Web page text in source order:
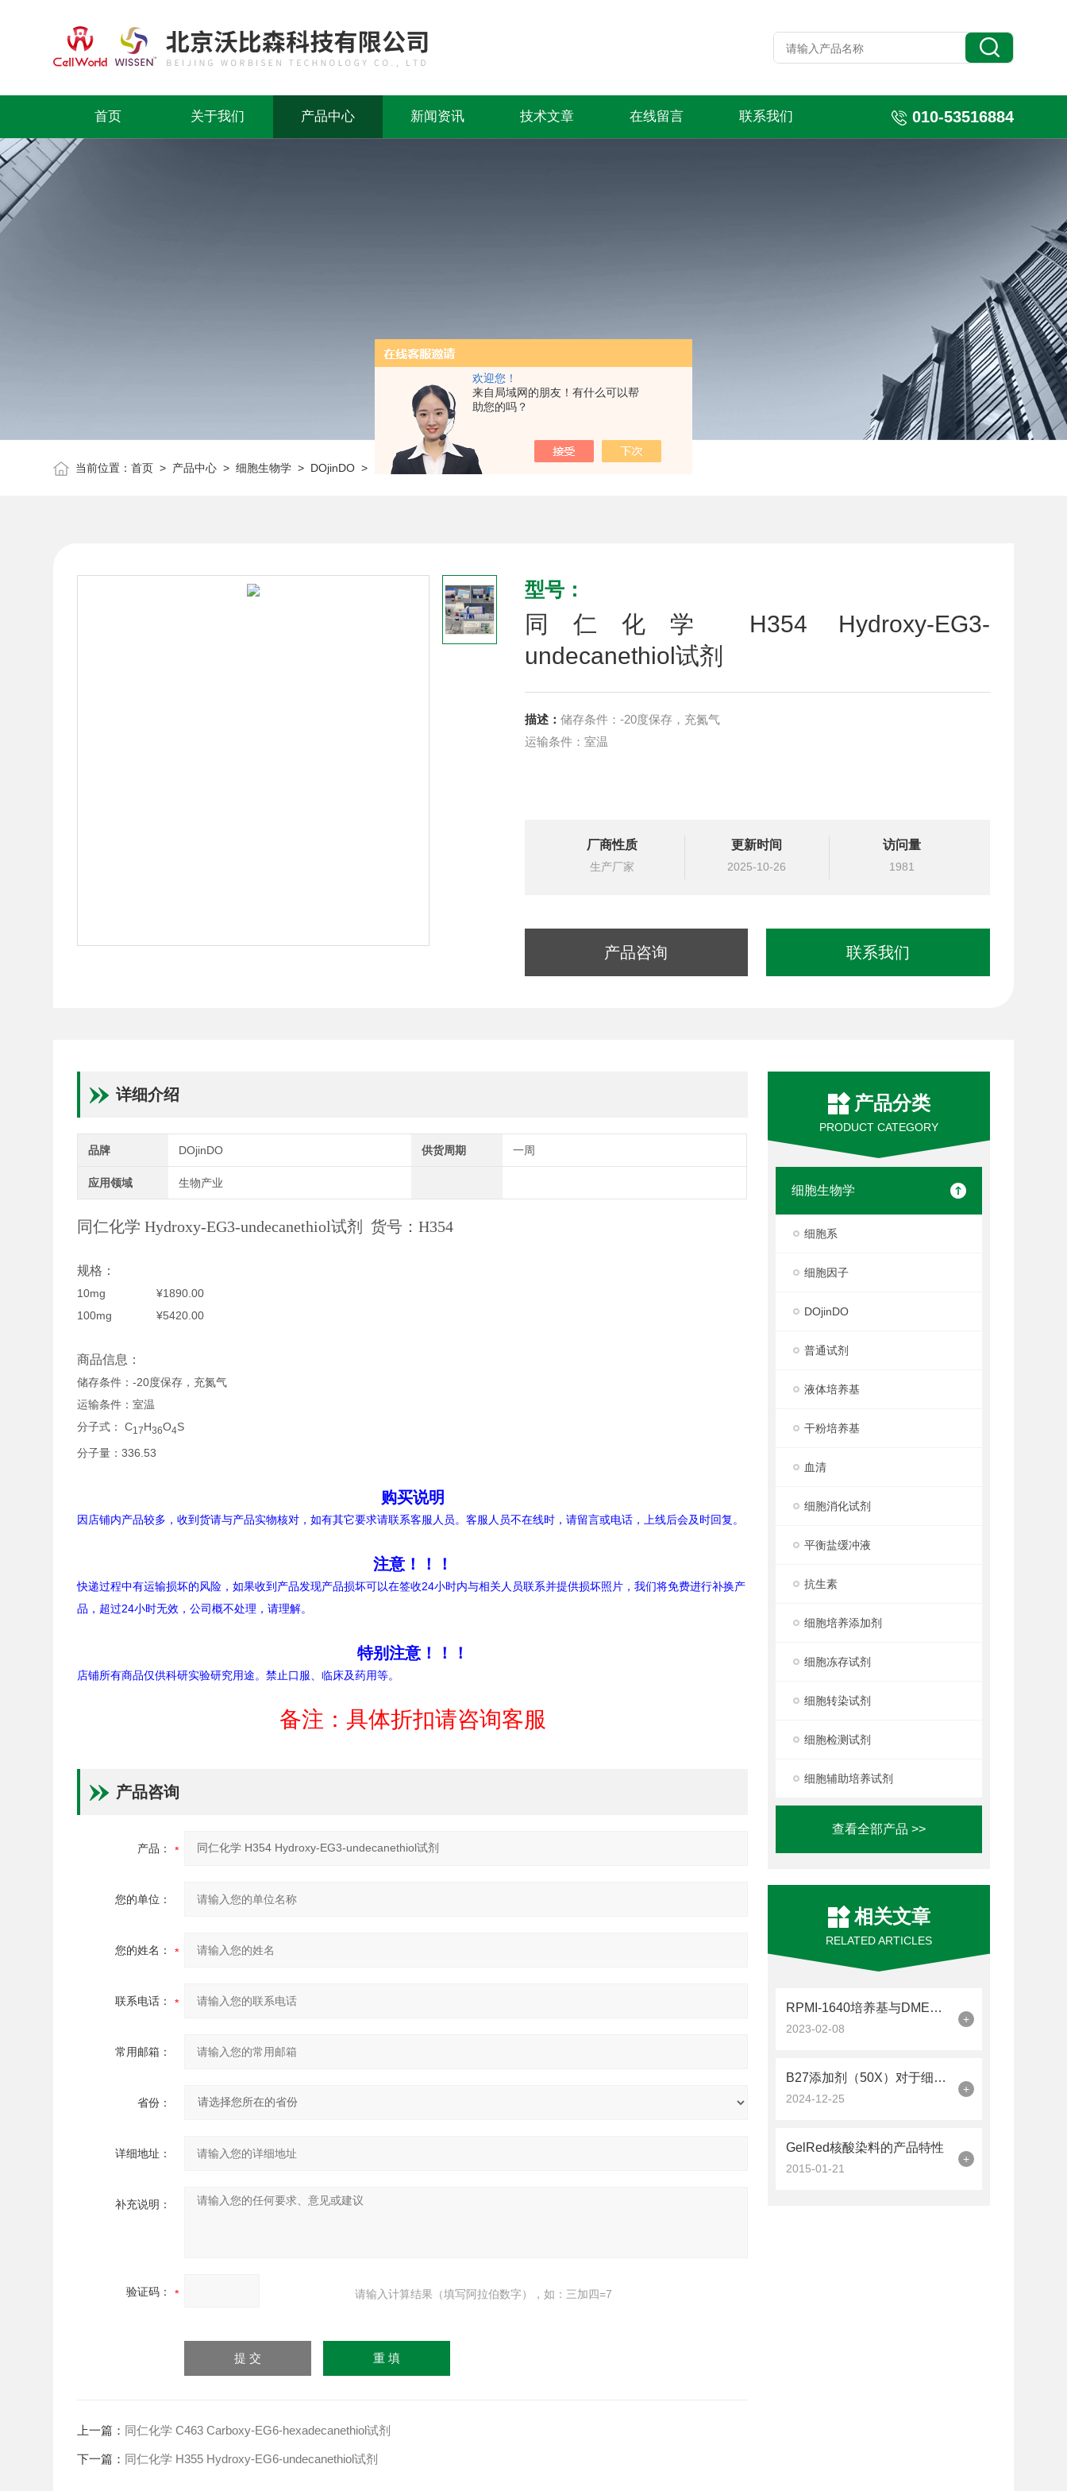
欢迎您！
来自局域网的朋友！有什么可以帮
助您的吗？
首页 关于我们 产品中心 新闻资讯 技术文章 在线留言 联系我们 010-53516884
当前位置：首页 > 产品中心 >细胞生物学 > DOjinDO > 同仁化学 H354 Hydroxy-EG3-undecanethiol试剂
型号：
同仁化学 H354 Hydroxy-EG3-
undecanethiol试剂
描述： 储存条件：-20度保存，充氮气
运输条件：室温
厂商性质
生产厂家
更新时间
2025-10-26
访问量
1981
产品咨询 联系我们
产品分类
PRODUCT CATEGORY
细胞生物学
细胞系
细胞因子
DOjinDO
普通试剂
液体培养基
干粉培养基
血清
细胞消化试剂
平衡盐缓冲液
抗生素
细胞培养添加剂
细胞冻存试剂
细胞转染试剂
细胞检测试剂
细胞辅助培养试剂
查看全部产品 >>
相关文章
RELATED ARTICLES
RPMI-1640培养基与DMEM培养基之间的区别
2023-02-08
+
B27添加剂（50X）对于细胞的生长、增殖和分化至关重要
2024-12-25
+
GelRed核酸染料的产品特性
2015-01-21
+
详细介绍
品牌 DOjinDO 供货周期 一周
应用领域 生物产业
同仁化学 Hydroxy-EG3-undecanethiol试剂 货号：H354
规格：
10mg ¥1890.00
100mg ¥5420.00
商品信息：
储存条件：-20度保存，充氮气
运输条件：室温
分子式： C17H36O4S
分子量：336.53
购买说明
因店铺内产品较多，收到货请与产品实物核对，如有其它要求请联系客服人员。客服人员不在线时，请留言或电话，上线后会及时回复。
注意！！！
快递过程中有运输损坏的风险，如果收到产品发现产品损坏可以在签收24小时内与相关人员联系并提供损坏照片，我们将免费进行补换产
品，超过24小时无效，公司概不处理，请理解。
特别注意！！！
店铺所有商品仅供科研实验研究用途。禁止口服、临床及药用等。
备注：具体折扣请咨询客服
产品咨询
产品：
您的单位：
您的姓名：
联系电话：
常用邮箱：
省份：
详细地址：
补充说明：
验证码： 请输入计算结果（填写阿拉伯数字），如：三加四=7
上一篇： 同仁化学 C463 Carboxy-EG6-hexadecanethiol试剂
下一篇： 同仁化学 H355 Hydroxy-EG6-undecanethiol试剂